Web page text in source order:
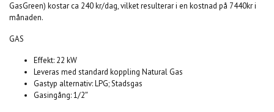
GasGreen) kostar ca 240 kr/dag, vilket resulterar i en kostnad på 7440kr i
månaden.
GAS
Effekt: 22 kW
Leveras med standard koppling Natural Gas
Gastyp alternativ:LPG; Stadsgas
Gasingång:1/2″